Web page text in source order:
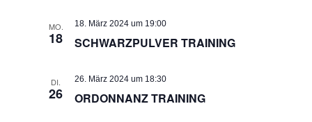
MO.
18 SCHWARZPULVER TRAINING
18. März 2024 um 19:00
DI.
26 ORDONNANZ TRAINING
26. März 2024 um 18:30